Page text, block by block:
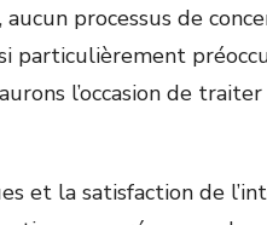
processus de
particulièrement
l’occasion de
et la satisfaction de